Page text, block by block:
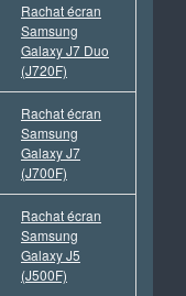
Rachat écran
Samsung
Galaxy J7 Duo
(J720F)
Rachat écran
Samsung
Galaxy J7
(J700F)
Rachat écran
Samsung
Galaxy J5
(J500F)